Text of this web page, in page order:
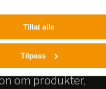
Tillat alle
Tilpass
Bruker FITC, PE, ECD,
For forskningsbruk (RUO -
med 405 nm, 488
vårt nyhetsbrev!
om produkter,